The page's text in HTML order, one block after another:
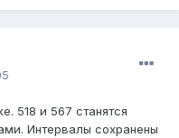
518 и 567 станятся
Интервалы сохранены